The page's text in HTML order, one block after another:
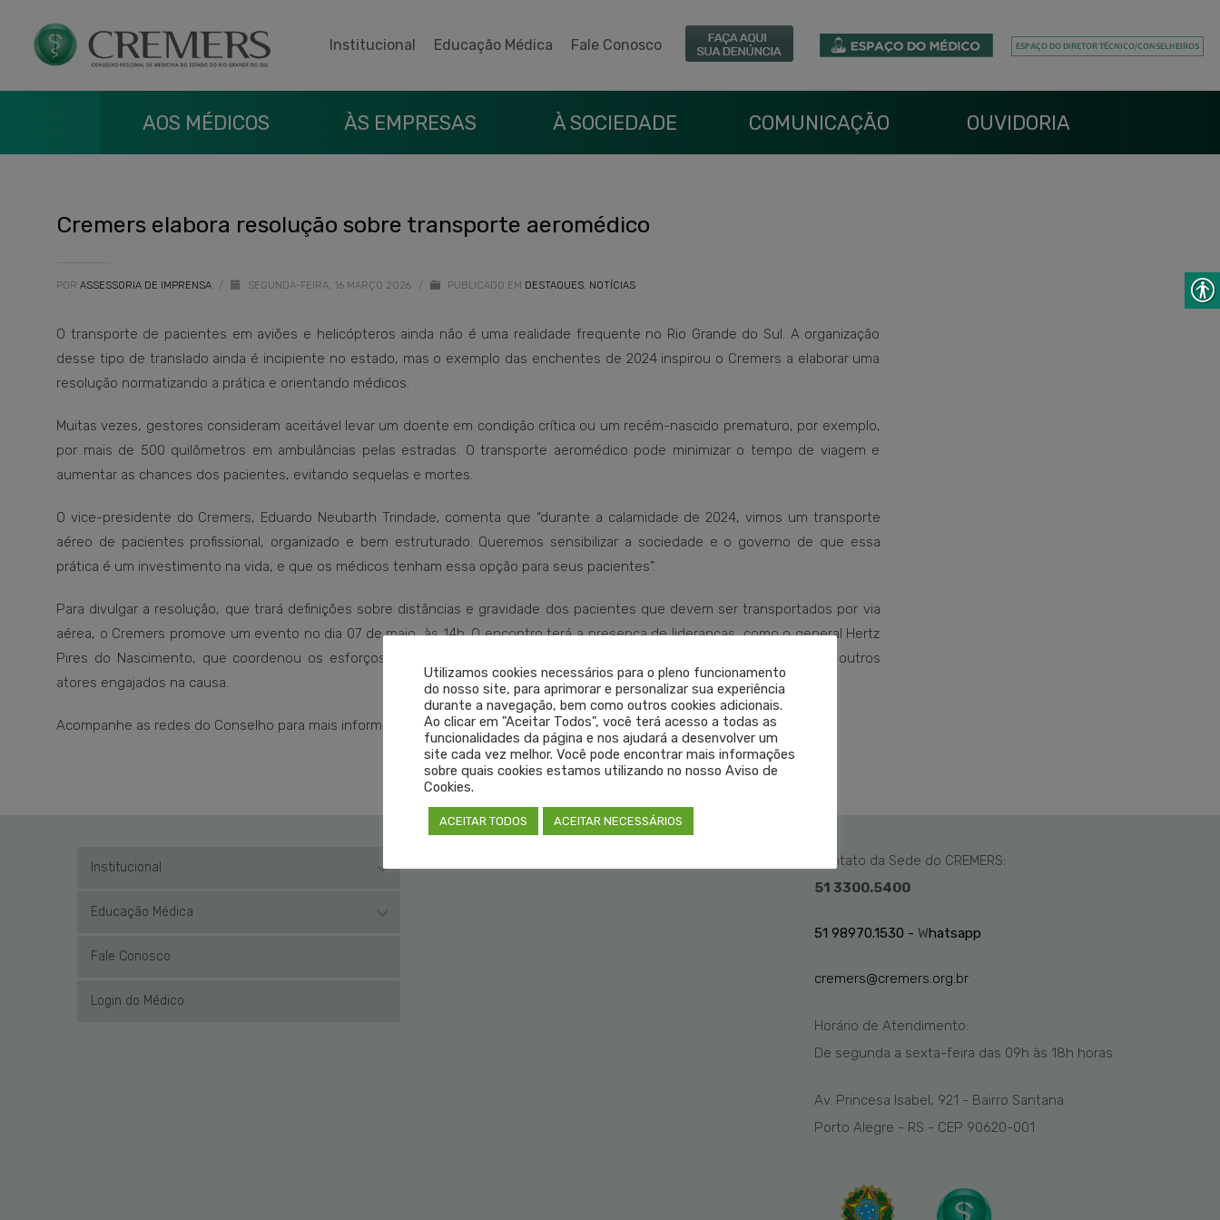
Institucional Educação Médica Fale Conosco
AOS MÉDICOS ÀS EMPRESAS À SOCIEDADE COMUNICAÇÃO OUVIDORIA
Cremers elabora resolução sobre transporte aeromédico
POR ASSESSORIA DE IMPRENSA / SEGUNDA-FEIRA, 16 MARÇO 2026 / PUBLICADO EM DESTAQUES, NOTÍCIAS
O transporte de pacientes em aviões e helicópteros ainda não é uma realidade frequente no Rio Grande do Sul. A organização
desse tipo de translado ainda é incipiente no estado, mas o exemplo das enchentes de 2024 inspirou o Cremers a elaborar uma
resolução normatizando a prática e orientando médicos.
Muitas vezes, gestores consideram aceitável levar um doente em condição crítica ou um recém-nascido prematuro, por exemplo,
por mais de 500 quilômetros em ambulâncias pelas estradas. O transporte aeromédico pode minimizar o tempo de viagem e
aumentar as chances dos pacientes, evitando sequelas e mortes.
O vice-presidente do Cremers, Eduardo Neubarth Trindade, comenta que “durante a calamidade de 2024, vimos um transporte
aéreo de pacientes profissional, organizado e bem estruturado. Queremos sensibilizar a sociedade e o governo de que essa
prática é um investimento na vida, e que os médicos tenham essa opção para seus pacientes”.
Para divulgar a resolução, que trará definições sobre distâncias e gravidade dos pacientes que devem ser transportados por via
aérea, o Cremers promove um evento no dia 07 de maio, às 14h. O encontro terá a presença de lideranças, como o general Hertz
Pires do Nascimento, que coordenou os esforços militares durante as inundações, liderando a Operação Taquari 2, e outros
atores engajados na causa.
Acompanhe as redes do Conselho para mais informações!
Institucional
Educação Médica
Fale Conosco
Login do Médico
Contato da Sede do CREMERS:
51 3300.5400
51 98970.1530 - Whatsapp
cremers@cremers.org.br
Horário de Atendimento:
De segunda a sexta-feira das 09h às 18h horas
Av. Princesa Isabel, 921 - Bairro Santana
Porto Alegre - RS - CEP 90620-001
Utilizamos cookies necessários para o pleno funcionamento
do nosso site, para aprimorar e personalizar sua experiência
durante a navegação, bem como outros cookies adicionais.
Ao clicar em "Aceitar Todos", você terá acesso a todas as
funcionalidades da página e nos ajudará a desenvolver um
site cada vez melhor. Você pode encontrar mais informações
sobre quais cookies estamos utilizando no nosso Aviso de
Cookies.
ACEITAR TODOS ACEITAR NECESSÁRIOS